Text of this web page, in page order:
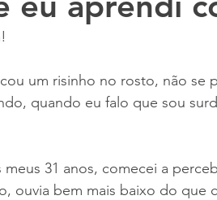
um risinho no rosto, não se
quando eu falo que sou
meus 31 anos, comecei a
ouvia bem mais baixo do que